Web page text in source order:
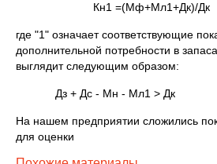
Кн1
где "1" означает соответствующие
допол­нительной потребности в
выглядит следующим образом:
Дз + Дс - Мн -
На нашем предприятии сложились
для оценки